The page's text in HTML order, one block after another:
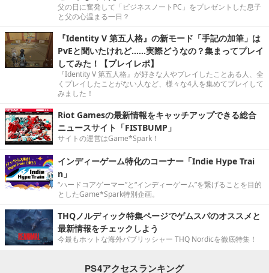
父の日に奮発して「ビジネスノートPC」をプレゼントした息子
と父の心温まる一日？
『Identity V 第五人格』の新モード「手記の加筆」は
PvEと聞いたけれど……実際どうなの？集まってプレイ
してみた！【プレイレポ】
『Identity V 第五人格』が好きな人やプレイしたことある人、全
くプレイしたことがない人など、様々な4人を集めてプレイして
みました！
Riot Gamesの最新情報をキャッチアップできる総合
ニュースサイト「FISTBUMP」
サイトの運営はGame*Spark！
インディーゲーム特化のコーナー「Indie Hype Trai
n」
“ハードコアゲーマー”と“インディーゲーム”を繋げることを目的
としたGame*Spark特別企画。
THQノルディック特集ページでゲムスパのオススメと
最新情報をチェックしよう
今最もホットな海外パブリッシャー THQ Nordicを徹底特集！
PS4アクセスランキング